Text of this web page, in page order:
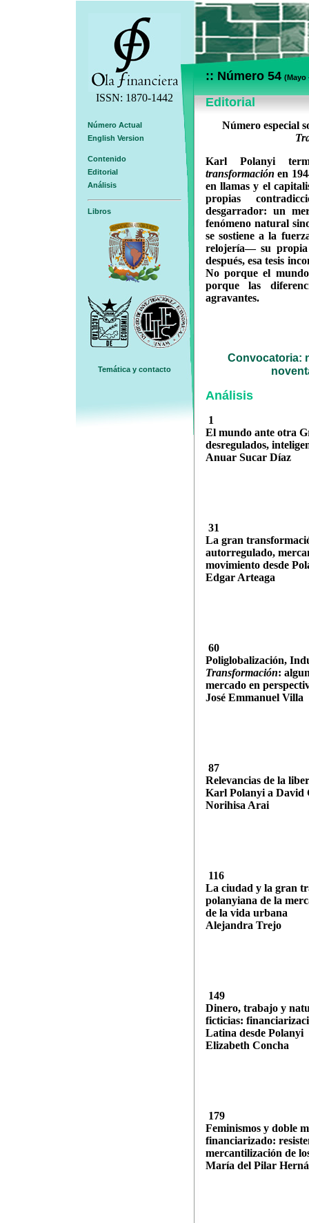
ISSN: 1870-1442
:: Número 54 (Mayo
Editorial
Número Actual
English Version
Contenido
Editorial
Análisis
Libros
Temática y contacto
Número especial
Karl Polanyi
transformación en
en llamas y el
propias
desgarrador: un
fenómeno natural
se sostiene a la
relojería— su propia
después, esa tesis
No porque el
porque las
agravantes.
Convocatoria:
Análisis
1
El mundo ante otra
desregulados,
Anuar Sucar Díaz
31
La gran
autorregulado,
movimiento desde
Edgar Arteaga
60
Poliglobalización,
Transformación:
mercado en
José Emmanuel Villa
87
Relevancias de la
Karl Polanyi a David
Norihisa Arai
116
La ciudad y la gran
polanyiana de la
de la vida urbana
Alejandra Trejo
149
Dinero, trabajo y
ficticias:
Latina desde Polanyi
Elizabeth Concha
179
Feminismos y doble
financiarizado:
mercantilización de
María del Pilar